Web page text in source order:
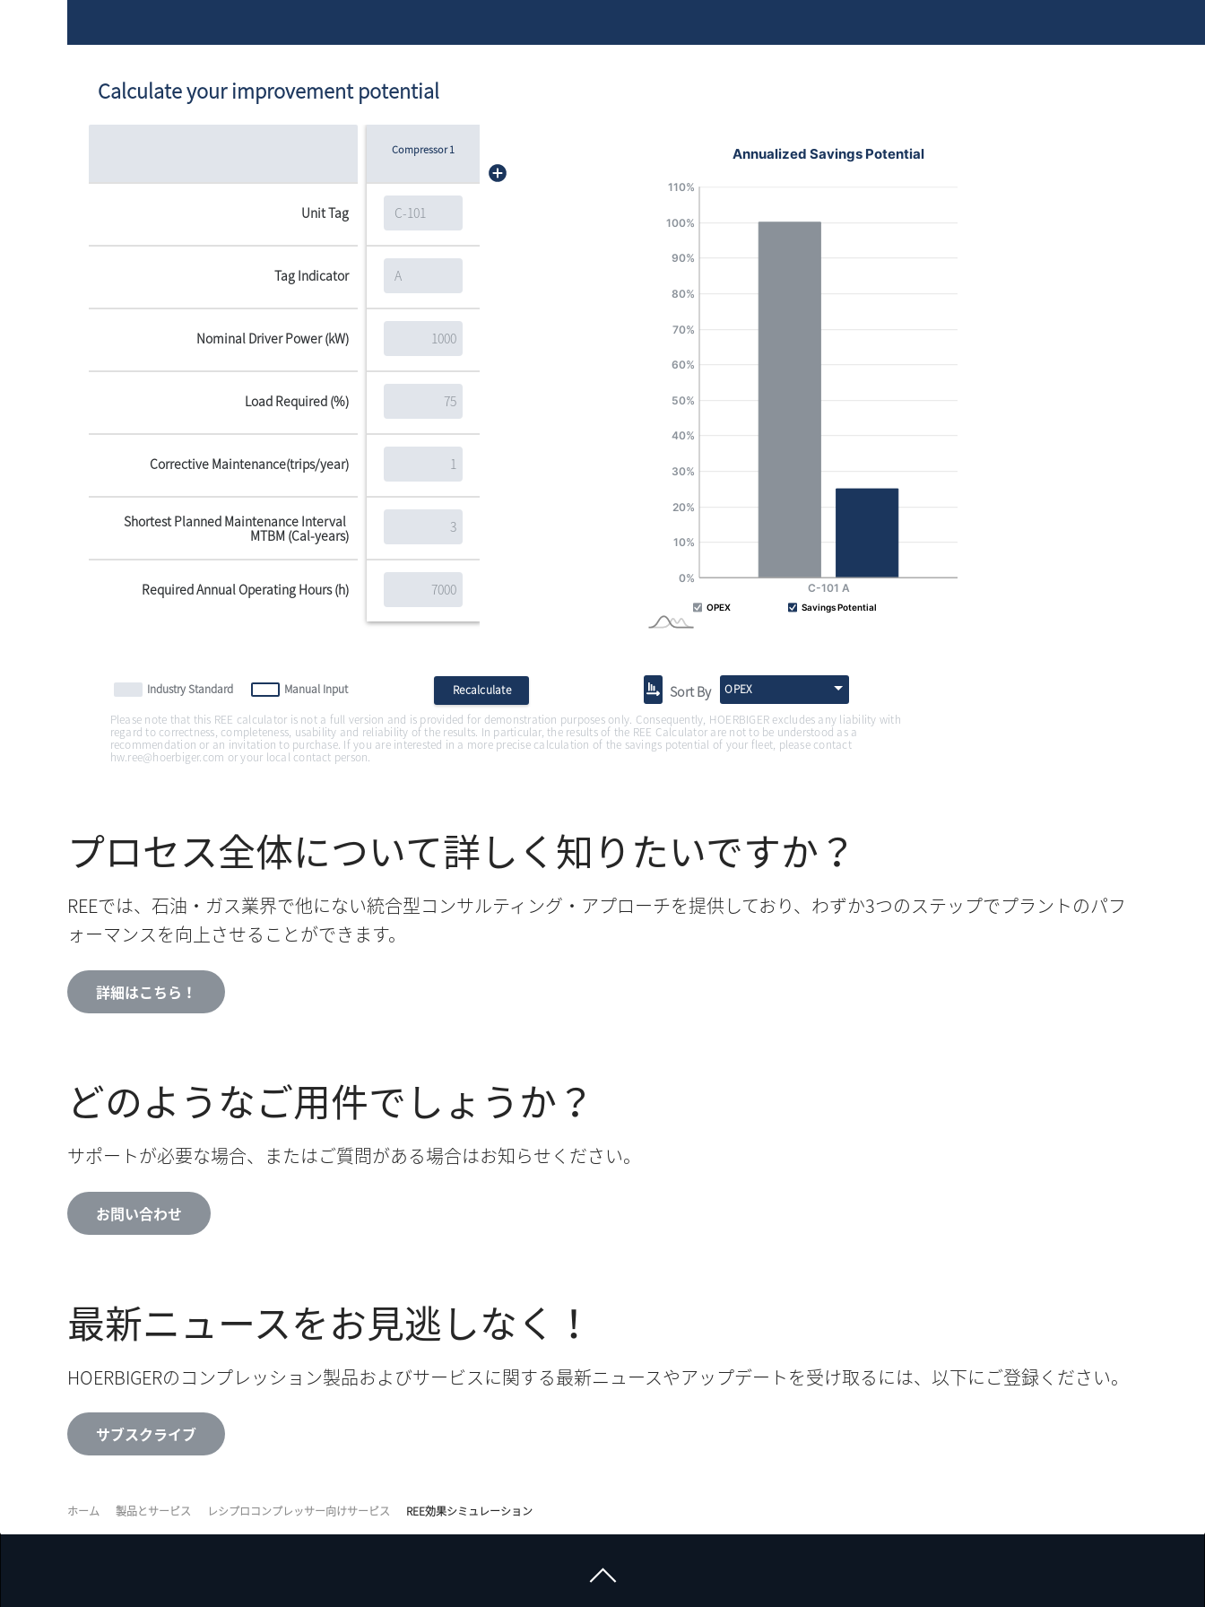
Calculate your improvement potential
Unit Tag
Tag Indicator
Nominal Driver Power (kW)
Load Required (%)
Corrective Maintenance(trips/year)
Shortest Planned Maintenance Interval
MTBM (Cal-years)
Required Annual Operating Hours (h)
Compressor1
Industry Standard Manual Input Recalculate Sort By
OPEX
Please note that this REE calculator is not a full version and is provided for demonstration purposes only. Consequently, HOERBIGER excludes any liability with
regard to correctness, completeness, usability and reliability of the results. In particular, the results of the REE Calculator are not to be understood as a
recommendation or an invitation to purchase. If you are interested in a more precise calculation of the savings potential of your fleet, please contact
hw.ree@hoerbiger.com or your local contact person.
プロセス全体について詳しく知りたいですか？
REEでは、石油・ガス業界で他にない統合型コンサルティング・アプローチを提供しており、わずか3つのステップでプラントのパフ
ォーマンスを向上させることができます。
詳細はこちら！
どのようなご用件でしょうか？
サポートが必要な場合、またはご質問がある場合はお知らせください。
お問い合わせ
最新ニュースをお見逃しなく！
HOERBIGERのコンプレッション製品およびサービスに関する最新ニュースやアップデートを受け取るには、以下にご登録ください。
サブスクライブ
ホーム 製品とサービス レシプロコンプレッサー向けサービス REE効果シミュレーション